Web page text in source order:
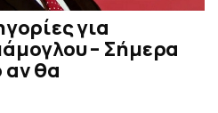
για
– Σήμερα
αν θα